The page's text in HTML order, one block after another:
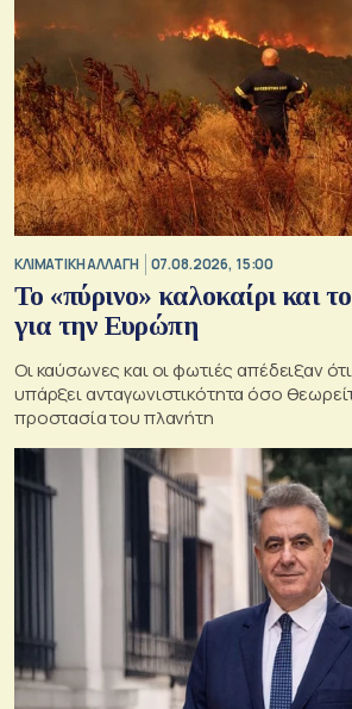
ΚΛΙΜΑΤΙΚΗ ΑΛΛΑΓΗ 07.08.2026, 15:00
Το «πύρινο» καλοκαίρι και
για την Ευρώπη
Οι καύσωνες και οι φωτιές απέδειξαν
υπάρξει ανταγωνιστικότητα όσο
προστασία του πλανήτη